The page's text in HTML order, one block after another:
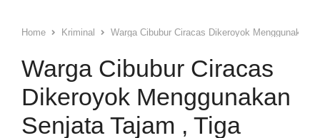
Home Kriminal Warga Cibubur Ciracas Dikeroyok Menggunakan
Warga Cibubur Ciracas
Dikeroyok Menggunakan
Senjata Tajam , Tiga